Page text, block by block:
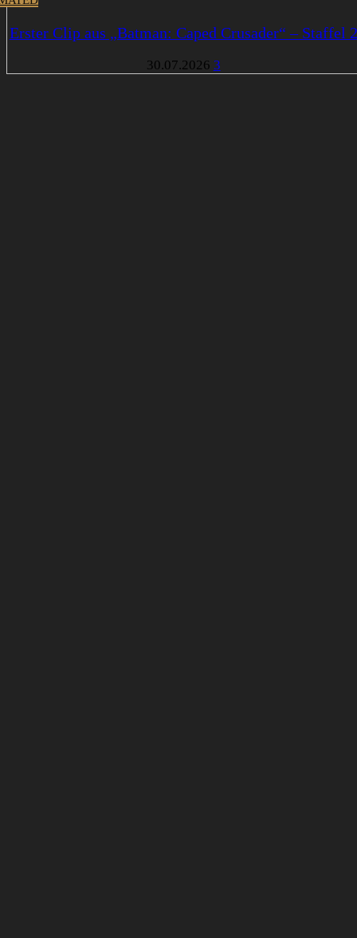
Erster Clip aus „Batman: Caped Crusader“ – Staffel 2
30.07.2026 3